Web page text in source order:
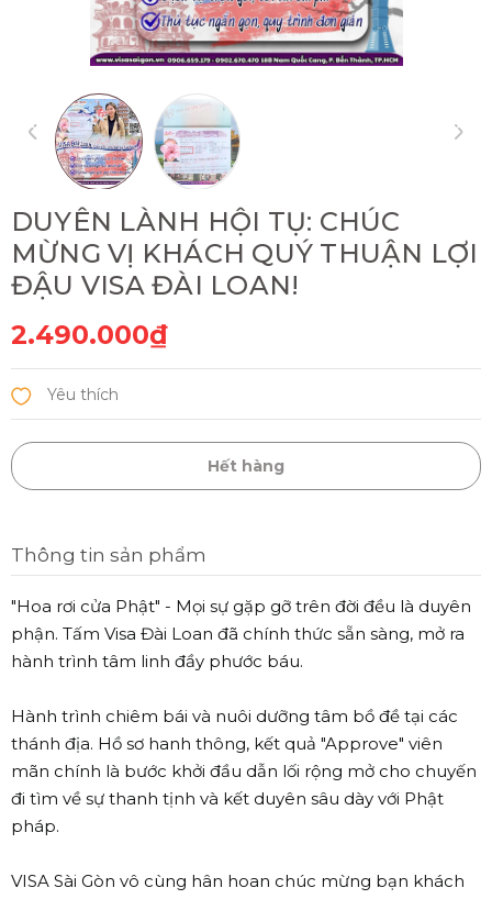
DUYÊN LÀNH HỘI TỤ: CHÚC
MỪNG VỊ KHÁCH QUÝ THUẬN LỢI
ĐẬU VISA ĐÀI LOAN!
2.490.000₫
Hết hàng
Thông tin sản phẩm
"Hoa rơi cửa Phật" - Mọi sự gặp gỡ trên đời đều là duyên
phận. Tấm Visa Đài Loan đã chính thức sẵn sàng, mở ra
hành trình tâm linh đầy phước báu.
Hành trình chiêm bái và nuôi dưỡng tâm bồ đề tại các
thánh địa. Hồ sơ hanh thông, kết quả "Approve" viên
mãn chính là bước khởi đầu dẫn lối rộng mở cho chuyến
đi tìm về sự thanh tịnh và kết duyên sâu dày với Phật
pháp.
VISA Sài Gòn vô cùng hân hoan chúc mừng bạn khách